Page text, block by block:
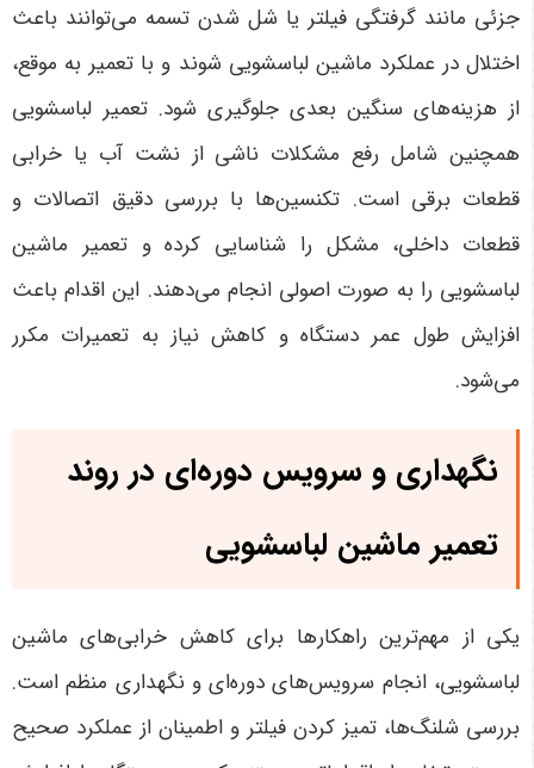
جزئی مانند گرفتگی فیلتر یا شل شدن تسمه می‌توانند باعث
اختلال در عملکرد ماشین لباسشویی شوند و با تعمیر به موقع،
از هزینه‌های سنگین بعدی جلوگیری شود. تعمیر لباسشویی
همچنین شامل رفع مشکلات ناشی از نشت آب یا خرابی
قطعات برقی است. تکنسین‌ها با بررسی دقیق اتصالات و
قطعات داخلی، مشکل را شناسایی کرده و تعمیر ماشین
لباسشویی را به صورت اصولی انجام می‌دهند. این اقدام باعث
افزایش طول عمر دستگاه و کاهش نیاز به تعمیرات مکرر
می‌شود.
نگهداری و سرویس دوره‌ای در روند
تعمیر ماشین لباسشویی
یکی از مهم‌ترین راهکارها برای کاهش خرابی‌های ماشین
لباسشویی، انجام سرویس‌های دوره‌ای و نگهداری منظم است.
بررسی شلنگ‌ها، تمیز کردن فیلتر و اطمینان از عملکرد صحیح